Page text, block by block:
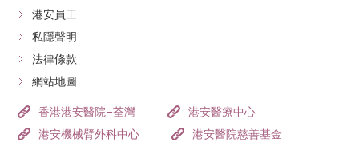
港安員工
私隱聲明
法律條款
網站地圖
香港港安醫院–荃灣
港安醫療中心
港安機械臂外科中心
港安醫院慈善基金